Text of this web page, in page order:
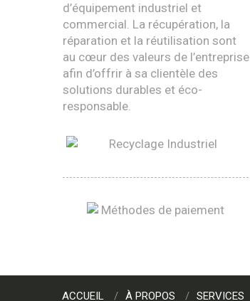
d’équipement industriel et
commercial. La récupération, la
réparation et la réutilisation sont
au cœur des valeurs de l’entreprise
afin d’offrir à sa clientèle des
solutions durables et éco-
responsable.
ACCUEIL À PROPOS SERVICES